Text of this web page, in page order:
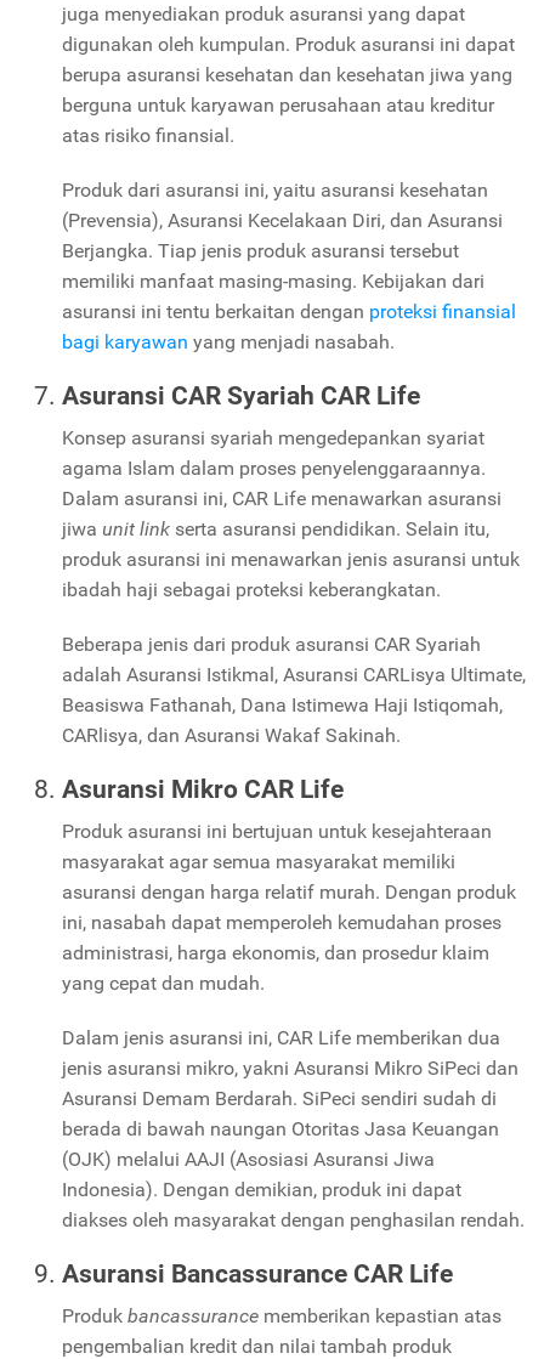
juga menyediakan produk asuransi yang dapat
digunakan oleh kumpulan. Produk asuransi ini dapat
berupa asuransi kesehatan dan kesehatan jiwa yang
berguna untuk karyawan perusahaan atau kreditur
atas risiko finansial.
Produk dari asuransi ini, yaitu asuransi kesehatan
(Prevensia), Asuransi Kecelakaan Diri, dan Asuransi
Berjangka. Tiap jenis produk asuransi tersebut
memiliki manfaat masing-masing. Kebijakan dari
asuransi ini tentu berkaitan dengan proteksi finansial
bagi karyawan yang menjadi nasabah.
Asuransi CAR Syariah CAR Life
Konsep asuransi syariah mengedepankan syariat
agama Islam dalam proses penyelenggaraannya.
Dalam asuransi ini, CAR Life menawarkan asuransi
jiwa unit link serta asuransi pendidikan. Selain itu,
produk asuransi ini menawarkan jenis asuransi untuk
ibadah haji sebagai proteksi keberangkatan.
Beberapa jenis dari produk asuransi CAR Syariah
adalah Asuransi Istikmal, Asuransi CARLisya Ultimate,
Beasiswa Fathanah, Dana Istimewa Haji Istiqomah,
CARlisya, dan Asuransi Wakaf Sakinah.
Asuransi Mikro CAR Life
Produk asuransi ini bertujuan untuk kesejahteraan
masyarakat agar semua masyarakat memiliki
asuransi dengan harga relatif murah. Dengan produk
ini, nasabah dapat memperoleh kemudahan proses
administrasi, harga ekonomis, dan prosedur klaim
yang cepat dan mudah.
Dalam jenis asuransi ini, CAR Life memberikan dua
jenis asuransi mikro, yakni Asuransi Mikro SiPeci dan
Asuransi Demam Berdarah. SiPeci sendiri sudah di
berada di bawah naungan Otoritas Jasa Keuangan
(OJK) melalui AAJI (Asosiasi Asuransi Jiwa
Indonesia). Dengan demikian, produk ini dapat
diakses oleh masyarakat dengan penghasilan rendah.
Asuransi Bancassurance CAR Life
Produk bancassurance memberikan kepastian atas
pengembalian kredit dan nilai tambah produk